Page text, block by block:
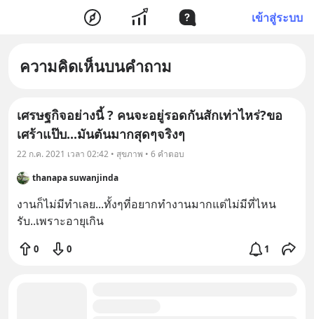
เข้าสู่ระบบ
ความคิดเห็นบนคำถาม
เศรษฐกิจอย่างนี้ ? คนจะอยู่รอดกันสักเท่าไหร่?ขอ
เศร้าแป๊บ...มันตันมากสุดๆจริงๆ
22 ก.ค. 2021 เวลา 02:42 • สุขภาพ • 6 คำตอบ
thanapa suwanjinda
งานก็ไม่มีทำเลย...ทั้งๆที่อยากทำงานมากแต่ไม่มีที่ไหน
รับ..เพราะอายุเกิน
0 0 1